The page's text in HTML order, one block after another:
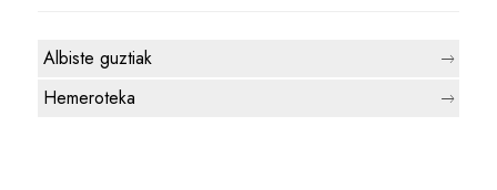
Albiste guztiak
Hemeroteka